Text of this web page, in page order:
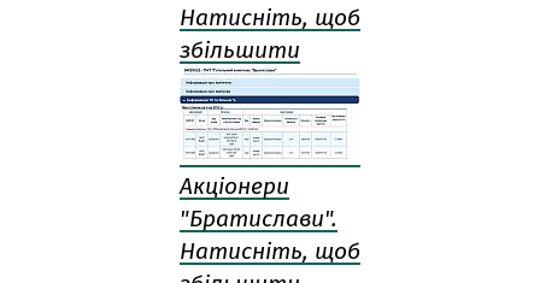
Натисніть, щоб
збільшити
Акціонери
"Братислави".
Натисніть, щоб